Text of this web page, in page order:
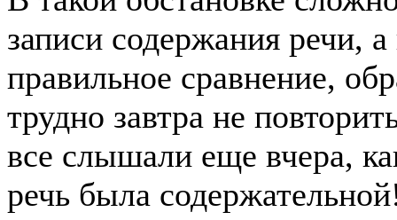
записи содержания речи,
правильное сравнение,
трудно завтра не
все слышали еще вчера,
речь была